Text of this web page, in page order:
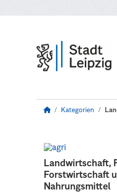
Kategorien
Landwirtschaft,
Forstwirtschaft
Nahrungsmittel